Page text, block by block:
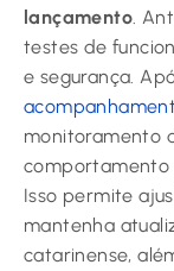
lançamento .
testes de
e segurança.
monitoramento
comportamento
Isso permite
mantenha
catarinense,